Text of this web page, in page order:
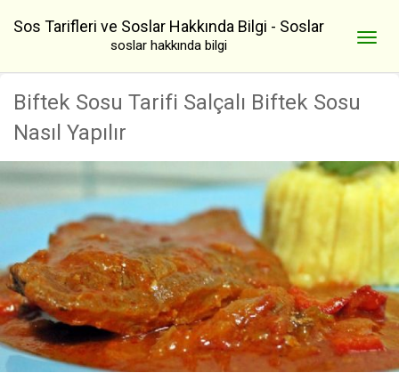
Sos Tarifleri ve Soslar Hakkında Bilgi - Soslar
soslar hakkında bilgi
Biftek Sosu Tarifi Salçalı Biftek Sosu
Nasıl Yapılır